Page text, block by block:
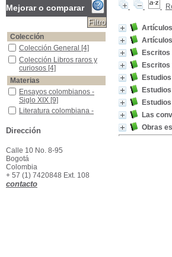
Escritos
Escritos
Las
Obras
Mejorar o comparar
Colección
Colección General
Colección General [4]
Colección Libros raros y curiosos
Colección Libros raros y
curiosos [4]
Materias
Ensayos colombianos -Siglo XIX
Ensayos colombianos -
Siglo XIX [9]
Literatura colombiana -Historia y crítica
Literatura colombiana -
Literatura europea -Historia y crítica
Literatura europea -
Literatura inglesa -Historia y crítica
Literatura inglesa -Historia
y crítica
Colombia -Condiciones Económicas -Siglo XIX
Colombia -Condiciones
Económicas -Siglo XIX
Colombia -Condiciones sociales -Siglo XIX
Colombia -Condiciones
Dirección
Calle 10 No. 8-95
Bogotá
Colombia
+ 57 (1) 7420848 Ext. 108
contacto